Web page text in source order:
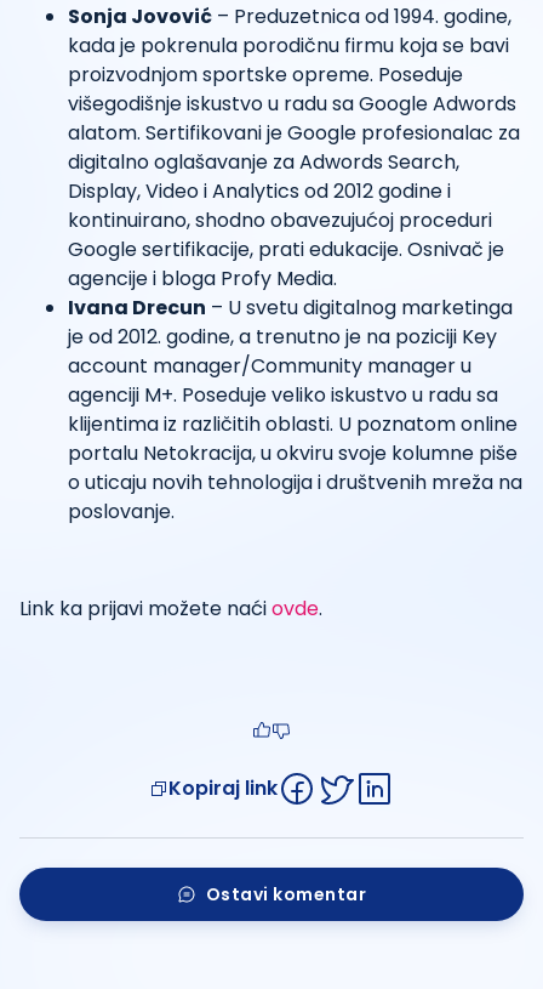
Sonja Jovović – Preduzetnica od 1994. godine,
kada je pokrenula porodičnu firmu koja se bavi
proizvodnjom sportske opreme. Poseduje
višegodišnje iskustvo u radu sa Google Adwords
alatom. Sertifikovani je Google profesionalac za
digitalno oglašavanje za Adwords Search,
Display, Video i Analytics od 2012 godine i
kontinuirano, shodno obavezujućoj proceduri
Google sertifikacije, prati edukacije. Osnivač je
agencije i bloga Profy Media.
Ivana Drecun – U svetu digitalnog marketinga
je od 2012. godine, a trenutno je na poziciji Key
account manager/Community manager u
agenciji M+. Poseduje veliko iskustvo u radu sa
klijentima iz različitih oblasti. U poznatom online
portalu Netokracija, u okviru svoje kolumne piše
o uticaju novih tehnologija i društvenih mreža na
poslovanje.
Link ka prijavi možete naćiovde.
Kopiraj link
Ostavi komentar